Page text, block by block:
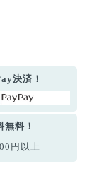
決済！
無料！
円以上